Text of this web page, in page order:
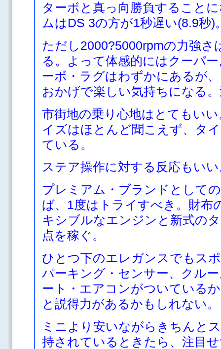
ターボと真っ向勝負すること
ムはDS 3の方が1秒遅い(8.9秒)
ただし2000?5000rpmの力強さ
る。よって体感的にはクーパ
ーボ・ラグはわずかにあるが
おかげで楽しい気持ちになる
市街地の乗り心地はとてもい
イズはほとんど聞こえず、タ
ている。
ステア操作に対する反応もい
プレミアム・ブランドとして
ば、1度はトライすべき。財布
キシブルなエンジンと新式の
点を稼ぐ。
ひとつ下のエレガンスでもス
パーキング・センサー、クル
ート・エアコンがついている
と説得力があるかもしれない。
ミニより安いながらきちんと
持されているときたら、注目